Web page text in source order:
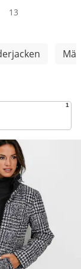
Produkte
13
1